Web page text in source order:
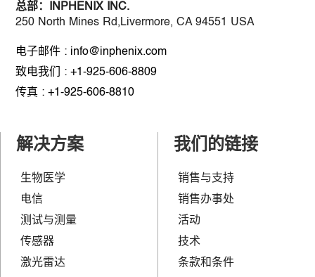
总部：
INPHENIX INC.
250 North Mines Rd,Livermore, CA 94551 USA
电子邮件 : info@inphenix.com
致电我们 : +1-925-606-8809
传真 : +1-925-606-8810
解决方案
生物医学
电信
测试与测量
传感器
激光雷达
我们的链接
销售与支持
销售办事处
活动
技术
条款和条件